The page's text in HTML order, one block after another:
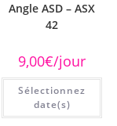
Angle ASD – ASX
42
9,00€/jour
Sélectionnez
date(s)